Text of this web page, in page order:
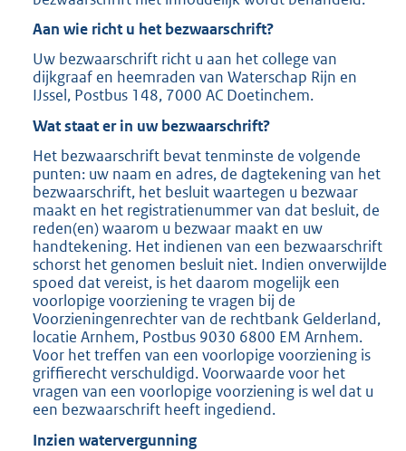
Aan wie richt u het bezwaarschrift?
Uw bezwaarschrift richt u aan het college van
dijkgraaf en heemraden van Waterschap Rijn en
IJssel, Postbus 148, 7000 AC Doetinchem.
Wat staat er in uw bezwaarschrift?
Het bezwaarschrift bevat tenminste de volgende
punten: uw naam en adres, de dagtekening van het
bezwaarschrift, het besluit waartegen u bezwaar
maakt en het registratienummer van dat besluit, de
reden(en) waarom u bezwaar maakt en uw
handtekening. Het indienen van een bezwaarschrift
schorst het genomen besluit niet. Indien onverwijlde
spoed dat vereist, is het daarom mogelijk een
voorlopige voorziening te vragen bij de
Voorzieningenrechter van de rechtbank Gelderland,
locatie Arnhem, Postbus 9030 6800 EM Arnhem.
Voor het treffen van een voorlopige voorziening is
griffierecht verschuldigd. Voorwaarde voor het
vragen van een voorlopige voorziening is wel dat u
een bezwaarschrift heeft ingediend.
Inzien watervergunning